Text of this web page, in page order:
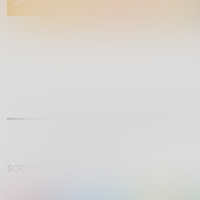
SCRITTO DA: